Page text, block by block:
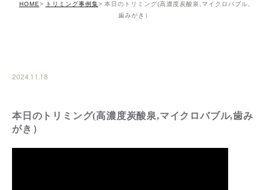
HOME トリミング事例集
本日のトリミング(高濃度炭酸泉,マイクロバブル,
歯みがき）
2024.11.18
本日のトリミング(高濃度炭酸泉,マイクロバブル,歯み
がき）